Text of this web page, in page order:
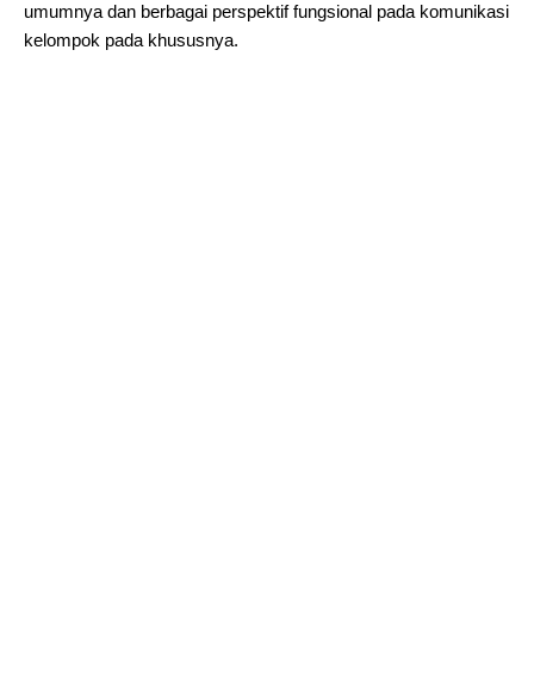
umumnya dan berbagai perspektif fungsional pada komunikasi
kelompok pada khususnya.